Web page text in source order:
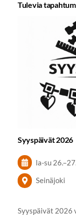
Tulevia
Syyspäivät 2026
la-su 26.–
Seinäjoki
Syyspäivät 2026